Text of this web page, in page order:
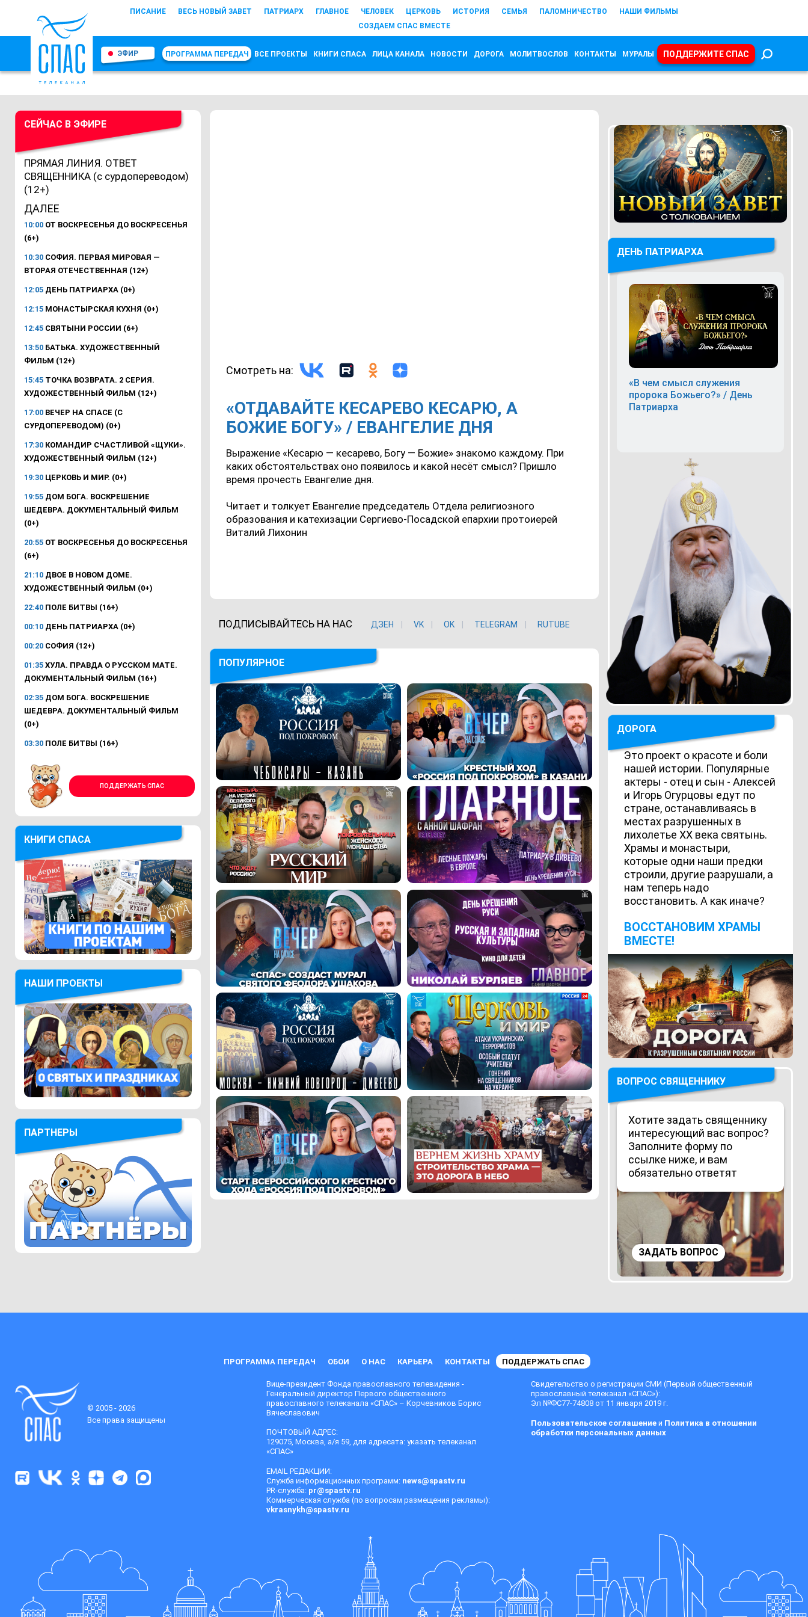
ПИСАНИЕ ВЕСЬ НОВЫЙ ЗАВЕТ ПАТРИАРХ ГЛАВНОЕ ЧЕЛОВЕК ЦЕРКОВЬ ИСТОРИЯ СЕМЬЯ ПАЛОМНИЧЕСТВО
НАШИ ФИЛЬМЫ
СОЗДАЕМ СПАС ВМЕСТЕ
ЭФИР ПРОГРАММА ПЕРЕДАЧ ВСЕ ПРОЕКТЫ КНИГИ СПАСА ЛИЦА КАНАЛА НОВОСТИ ДОРОГА МОЛИТВОСЛОВ КОНТАКТЫ МУРАЛЫ ПОДДЕРЖИТЕ СПАС
СЕЙЧАС В ЭФИРЕ
ПРЯМАЯ ЛИНИЯ. ОТВЕТ
СВЯЩЕННИКА (с сурдопереводом)
(12+)
ДАЛЕЕ
10:00 ОТ ВОСКРЕСЕНЬЯ ДО ВОСКРЕСЕНЬЯ
(6+)
10:30 СОФИЯ. ПЕРВАЯ МИРОВАЯ —
ВТОРАЯ ОТЕЧЕСТВЕННАЯ (12+)
12:05 ДЕНЬ ПАТРИАРХА (0+)
12:15 МОНАСТЫРСКАЯ КУХНЯ (0+)
12:45 СВЯТЫНИ РОССИИ (6+)
13:50 БАТЬКА. ХУДОЖЕСТВЕННЫЙ
ФИЛЬМ (12+)
15:45 ТОЧКА ВОЗВРАТА. 2 СЕРИЯ.
ХУДОЖЕСТВЕННЫЙ ФИЛЬМ (12+)
17:00 ВЕЧЕР НА СПАСЕ (С
СУРДОПЕРЕВОДОМ) (0+)
17:30 КОМАНДИР СЧАСТЛИВОЙ «ЩУКИ».
ХУДОЖЕСТВЕННЫЙ ФИЛЬМ (12+)
19:30 ЦЕРКОВЬ И МИР. (0+)
19:55 ДОМ БОГА. ВОСКРЕШЕНИЕ
ШЕДЕВРА. ДОКУМЕНТАЛЬНЫЙ ФИЛЬМ
(0+)
20:55 ОТ ВОСКРЕСЕНЬЯ ДО ВОСКРЕСЕНЬЯ
(6+)
21:10 ДВОЕ В НОВОМ ДОМЕ.
ХУДОЖЕСТВЕННЫЙ ФИЛЬМ (0+)
22:40 ПОЛЕ БИТВЫ (16+)
00:10 ДЕНЬ ПАТРИАРХА (0+)
00:20 СОФИЯ (12+)
01:35 ХУЛА. ПРАВДА О РУССКОМ МАТЕ.
ДОКУМЕНТАЛЬНЫЙ ФИЛЬМ (16+)
02:35 ДОМ БОГА. ВОСКРЕШЕНИЕ
ШЕДЕВРА. ДОКУМЕНТАЛЬНЫЙ ФИЛЬМ
(0+)
03:30 ПОЛЕ БИТВЫ (16+)
ПОДДЕРЖАТЬ СПАС
КНИГИ СПАСА
НАШИ ПРОЕКТЫ
ПАРТНЕРЫ
Смотреть на:
«ОТДАВАЙТЕ КЕСАРЕВО КЕСАРЮ, А
БОЖИЕ БОГУ» / ЕВАНГЕЛИЕ ДНЯ
Выражение «Кесарю — кесарево, Богу — Божие» знакомо каждому. При
каких обстоятельствах оно появилось и какой несёт смысл? Пришло
время прочесть Евангелие дня.
Читает и толкует Евангелие председатель Отдела религиозного
образования и катехизации Сергиево-Посадской епархии протоиерей
Виталий Лихонин
ПОДПИСЫВАЙТЕСЬ НА НАС ДЗЕН VK ОK TELEGRAM RUTUBE
ПОПУЛЯРНОЕ
ДЕНЬ ПАТРИАРХА
«В чем смысл служения
пророка Божьего?» / День
Патриарха
ДОРОГА
Это проект о красоте и боли
нашей истории. Популярные
актеры - отец и сын - Алексей
и Игорь Огурцовы едут по
стране, останавливаясь в
местах разрушенных в
лихолетье ХХ века святынь.
Храмы и монастыри,
которые одни наши предки
строили, другие разрушали, а
нам теперь надо
восстановить. А как иначе?
ВОCСТАНОВИМ ХРАМЫ
ВМЕСТЕ!
ВОПРОС СВЯЩЕННИКУ
Хотите задать священнику
интересующий вас вопрос?
Заполните форму по
ссылке ниже, и вам
обязательно ответят
ЗАДАТЬ ВОПРОС
ПРОГРАММА ПЕРЕДАЧ ОБОИ О НАС КАРЬЕРА КОНТАКТЫ ПОДДЕРЖАТЬ СПАС
© 2005 - 2026
Все права защищены
Вице-президент Фонда православного телевидения -
Генеральный директор Первого общественного
православного телеканала «СПАС» – Корчевников Борис
Вячеславович
ПОЧТОВЫЙ АДРЕС:
129075, Москва, а/я 59, для адресата: указать телеканал
«СПАС»
EMAIL РЕДАКЦИИ:
Служба информационных программ: news@spastv.ru
PR-служба: pr@spastv.ru
Коммерческая служба (по вопросам размещения рекламы):
vkrasnykh@spastv.ru
Свидетельство о регистрации СМИ (Первый общественный
православный телеканал «СПАС»):
Эл №ФС77-74808 от 11 января 2019 г.
Пользовательское соглашениеи Политика в отношении
обработки персональных данных